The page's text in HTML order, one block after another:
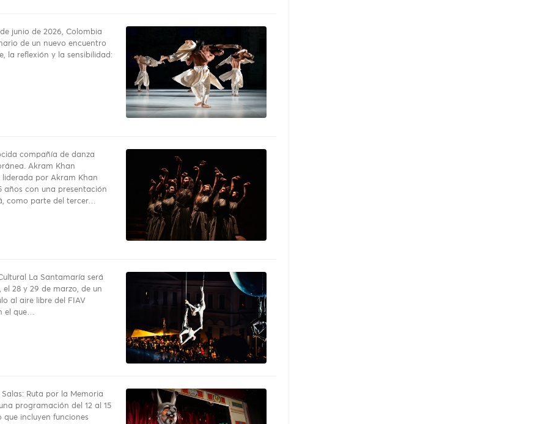
junio de 2026, Colombia
de un nuevo encuentro
la reflexión y la sensibilidad:
compañía de danza
Akram Khan
liderada por Akram Khan
años con una presentación
como parte del tercer…
La Santamaría será
el 28 y 29 de marzo, de un
al aire libre del FIAV
el que…
Ruta por la Memoria
programación del 12 al 15
que incluyen funciones